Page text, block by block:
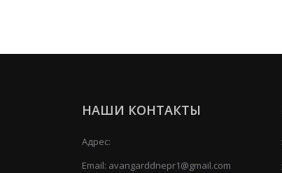
НАШИ КОНТАКТЫ
Адрес:
Email: avangarddnepr1@gmail.com